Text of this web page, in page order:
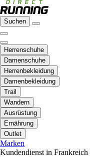
Suchen
Herrenschuhe
Damenschuhe
Herrenbekleidung
Damenbekleidung
Trail
Wandern
Ausrüstung
Ernährung
Outlet
Marken
Kundendienst in Frankreich